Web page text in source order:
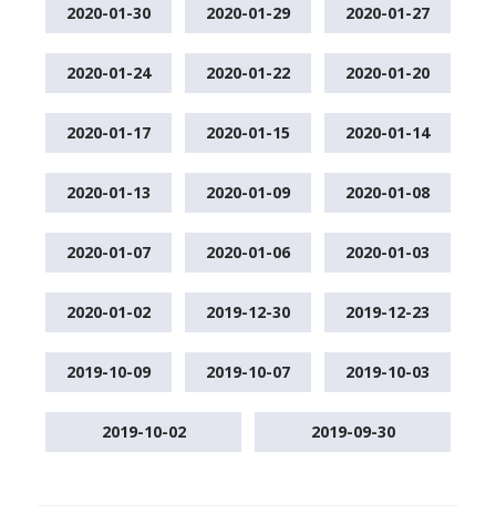
2020-01-30 2020-01-29 2020-01-27
2020-01-24 2020-01-22 2020-01-20
2020-01-17 2020-01-15 2020-01-14
2020-01-13 2020-01-09 2020-01-08
2020-01-07 2020-01-06 2020-01-03
2020-01-02 2019-12-30 2019-12-23
2019-10-09 2019-10-07 2019-10-03
2019-10-02 2019-09-30